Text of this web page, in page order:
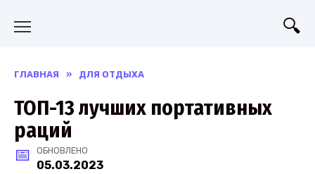
ГЛАВНАЯ » ДЛЯ ОТДЫХА
ТОП-13 лучших портативных
раций
ОБНОВЛЕНО
05.03.2023